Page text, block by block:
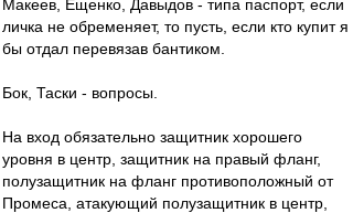
Макеев, Ещенко, Давыдов - типа паспорт, если
личка не обременяет, то пусть, если кто купит я
бы отдал перевязав бантиком.
Бок, Таски - вопросы.
На вход обязательно защитник хорошего
уровня в центр, защитник на правый фланг,
полузащитник на фланг противоположный от
Промеса, атакующий полузащитник в центр,